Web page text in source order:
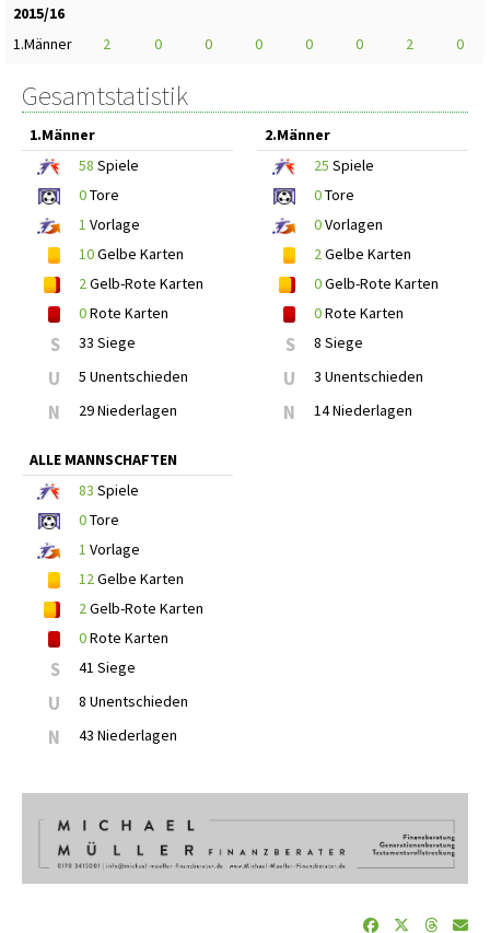
2015/16
1.Männer
2 0 0 0 0 0 2 0
Gesamtstatistik
1.Männer
58 Spiele
0Tore
1 Vorlage
10Gelbe Karten
2Gelb-Rote Karten
0Rote Karten
S 33 Siege
U 5 Unentschieden
N 29 Niederlagen
2.Männer
25 Spiele
0Tore
0Vorlagen
2Gelbe Karten
0Gelb-Rote Karten
0Rote Karten
S 8 Siege
U 3 Unentschieden
N 14 Niederlagen
ALLE MANNSCHAFTEN
83 Spiele
0Tore
1 Vorlage
12Gelbe Karten
2Gelb-Rote Karten
0Rote Karten
S 41 Siege
U 8 Unentschieden
N 43 Niederlagen